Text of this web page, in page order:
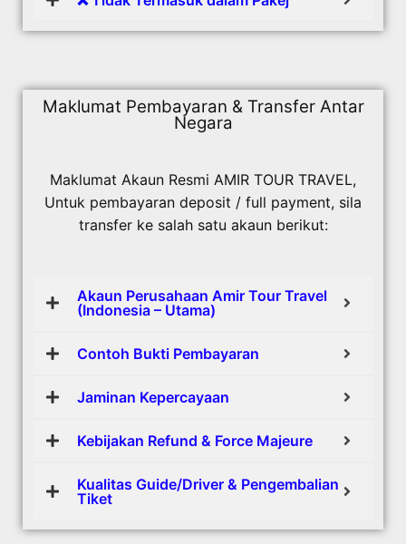
Maklumat Pembayaran & Transfer Antar
Negara
Maklumat Akaun Resmi AMIR TOUR TRAVEL,
Untuk pembayaran deposit / full payment, sila
transfer ke salah satu akaun berikut:
Akaun Perusahaan Amir Tour Travel
(Indonesia – Utama)
Contoh Bukti Pembayaran
Jaminan Kepercayaan
Kebijakan Refund & Force Majeure
Kualitas Guide/Driver & Pengembalian
Tiket